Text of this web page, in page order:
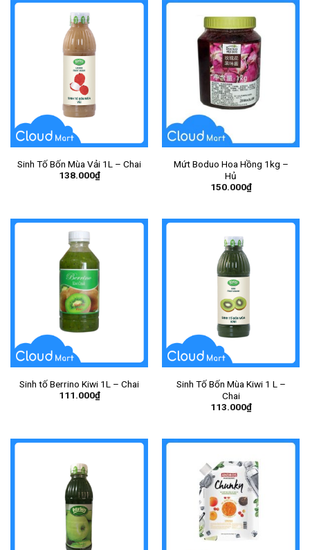
Sinh Tố Bốn Mùa Vải 1L – Chai
138.000₫
Mứt Boduo Hoa Hồng 1kg –
Hủ
150.000₫
Sinh tố Berrino Kiwi 1L – Chai
111.000₫
Sinh Tố Bốn Mùa Kiwi 1 L –
Chai
113.000₫